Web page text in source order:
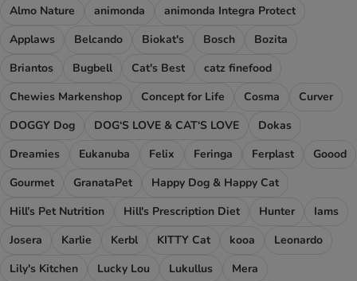
Almo Nature animonda
animonda Integra Protect
Applaws
Belcando Biokat's Bosch
Bozita
Briantos
Bugbell Cat's Best
catz finefood
Chewies Markenshop
Concept for Life Cosma
Curver
DOGGY Dog
DOG‘S LOVE & CAT‘S LOVE
Dokas
Dreamies
Eukanuba Felix Feringa Ferplast
Goood
Gourmet
GranataPet
Happy Dog & Happy Cat
Hill’s Pet Nutrition
Hill's Prescription Diet Hunter
Iams
Josera
Karlie Kerbl KITTY Cat kooa
Leonardo
Lily's Kitchen
Lucky Lou Lukullus
Mera